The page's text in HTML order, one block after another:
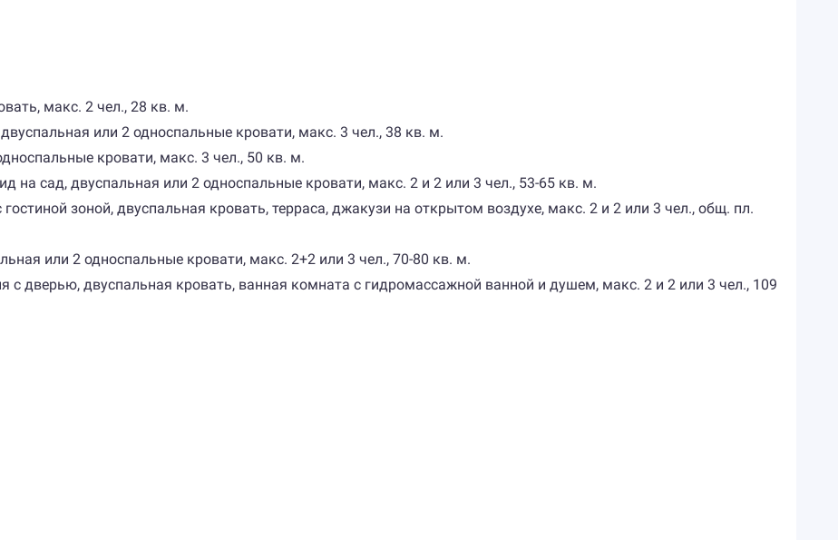
макс. 2 чел., 28 кв. м.
или 2 односпальные кровати, макс. 3 чел., 38 кв. м.
кровати, макс. 3 чел., 50 кв. м.
на сад, двуспальная или 2 односпальные кровати, макс. 2 и 2 или 3 чел., 53-65 кв. м.
зоной, двуспальная кровать, терраса, джакузи на открытом воздухе, макс. 2 и 2 или 3 чел., общ. пл.
или 2 односпальные кровати, макс. 2+2 или 3 чел., 70-80 кв. м.
с дверью, двуспальная кровать, ванная комната с гидромассажной ванной и душем, макс. 2 и 2 или 3 чел., 109